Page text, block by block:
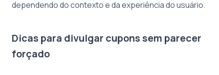
dependendo do contexto e da experiência do usuário.
Dicas para divulgar cupons sem parecer
forçado